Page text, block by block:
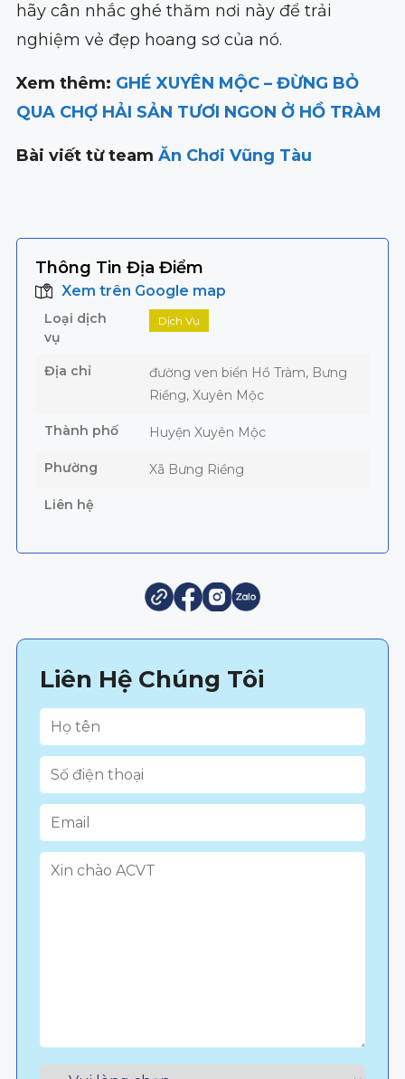
hãy cân nhắc ghé thăm nơi này để trải
nghiệm vẻ đẹp hoang sơ của nó.
Xem thêm: GHÉ XUYÊN MỘC – ĐỪNG BỎ
QUA CHỢ HẢI SẢN TƯƠI NGON Ở HỒ TRÀM
Bài viết từ team Ăn Chơi Vũng Tàu
Thông Tin Địa Điểm
Xem trên Google map
Loại dịch
vụ
Dịch Vụ
Địa chỉ
đường ven biển Hồ Tràm, Bưng
Riềng, Xuyên Mộc
Thành phố Huyện Xuyên Mộc
Phường Xã Bưng Riềng
Liên hệ
Liên Hệ Chúng Tôi